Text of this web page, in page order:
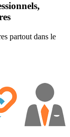
partout dans le